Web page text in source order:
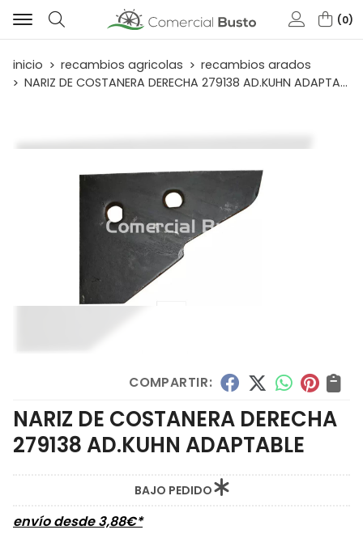
Buscar
0
inicio recambios agricolas
recambios arados
NARIZ DE COSTANERA DERECHA 279138 AD.KUHN ADAPTABLE
COMPARTIR:
NARIZ DE COSTANERA DERECHA
279138 AD.KUHN ADAPTABLE
BAJO PEDIDO
envío desde3,88€*